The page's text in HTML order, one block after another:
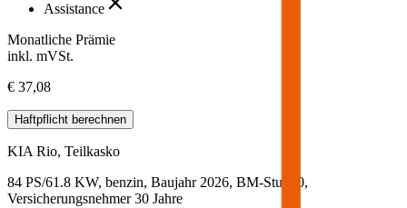
Assistance
Monatliche Prämie
inkl. mVSt.
€ 37,08
Haftpflicht berechnen
KIARio, Teilkasko
84 PS/61.8 KW, benzin, Baujahr 2026, BM-Stufe 0,
Versicherungsnehmer 30 Jahre